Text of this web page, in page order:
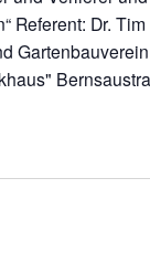
Referent: Dr.